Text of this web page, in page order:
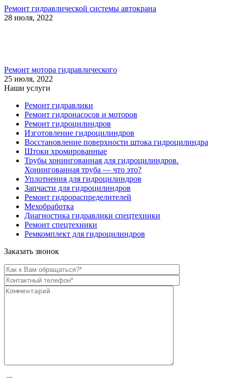
Ремонт гидравлической системы автокрана
28 июля, 2022
Ремонт мотора гидравлического
25 июля, 2022
Наши услуги
Ремонт гидравлики
Ремонт гидронасосов и моторов
Ремонт гидроцилиндров
Изготовление гидроцилиндров
Восстановление поверхности штока гидроцилиндра
Штоки хромированные
Трубы хонингованная для гидроцилиндров.
Хонингованная труба — что это?
Уплотнения для гидроцилиндров
Запчасти для гидроцилиндров
Ремонт гидрораспределителей
Мехобработка
Диагностика гидравлики спецтехники
Ремонт спецтехники
Ремкомплект для гидроцилиндров
Заказать звонок